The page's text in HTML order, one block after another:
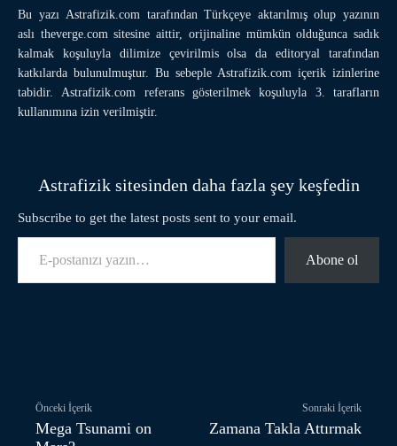
Bu yazı Astrafizik.com tarafından Türkçeye aktarılmış olup yazının
aslı theverge.com sitesine aittir, orijinaline mümkün olduğunca sadık
kalmak koşuluyla dilimize çevirilmis olsa da editoryal tarafından
katkılarda bulunulmuştur. Bu sebeple Astrafizik.com içerik izinlerine
tabidir. Astrafizik.com referans gösterilmek koşuluyla 3. tarafların
kullanımına izin verilmiştir.
Astrafizik sitesinden daha fazla şey keşfedin
Subscribe to get the latest posts sent to your email.
E-postanızı yazın…
Abone ol
Önceki İçerik
Mega Tsunami on
Sonraki İçerik
Zamana Takla Attırmak